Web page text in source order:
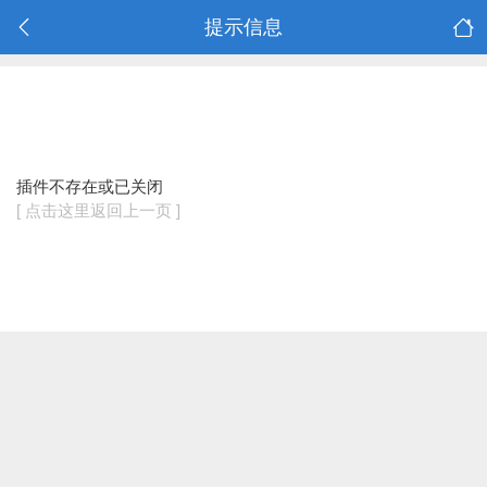
提示信息
插件不存在或已关闭
[ 点击这里返回上一页 ]